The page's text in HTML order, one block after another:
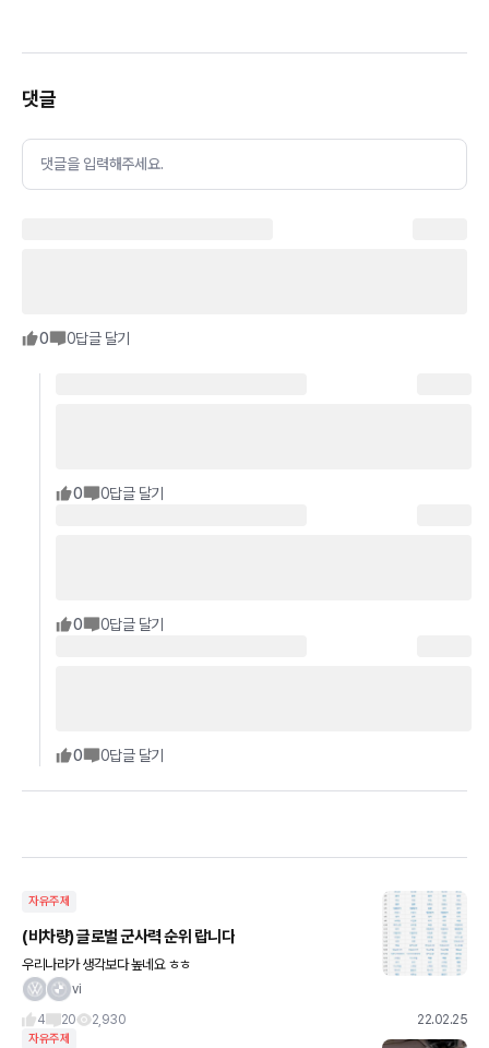
댓글
댓글을 입력해주세요.
0 0답글 달기
0 0답글 달기
0 0답글 달기
0 0답글 달기
자유주제
(비차량) 글로벌 군사력 순위 랍니다
우리나라가 생각보다 높네요 ㅎㅎ
vi
4
20 2,930 22.02.25
자유주제